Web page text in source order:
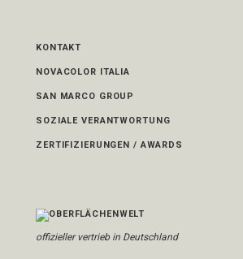
KONTAKT
NOVACOLOR ITALIA
SAN MARCO GROUP
SOZIALE VERANTWORTUNG
ZERTIFIZIERUNGEN / AWARDS
offizieller vertrieb in Deutschland